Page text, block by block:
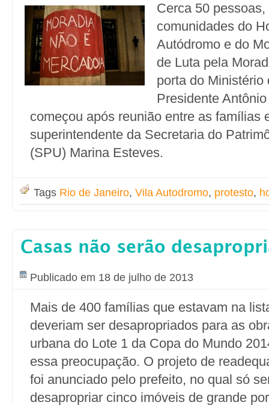
Cerca 50
comunidades do
Autódromo e do
de Luta pela
porta do Ministério
Presidente
começou após reunião entre as famílias
superintendente da Secretaria do
(SPU) Marina Esteves.
Tags Rio de Janeiro, Vila Autodromo, protesto,
Casas não serão
Publicado em 18 de julho de 2013
Mais de 400 famílias que estavam na
deveriam ser desapropriados para as
urbana do Lote 1 da Copa do Mundo
essa preocupação. O projeto de
foi anunciado pelo prefeito, no qual só
desapropriar cinco imóveis de grande